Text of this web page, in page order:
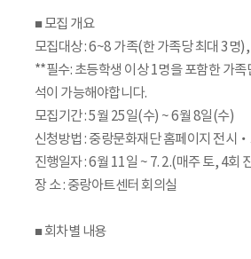
■ 모집 개요
모집대상 : 6~8 가족(한 가족당 최대 3명),
**필수: 초등학생 이상 1명을 포함한 가
석이 가능해야합니다.
모집기간 : 5월 25일(수) ~ 6월 8일(수)
신청방법 : 중랑문화재단 홈페이지 전시
진행일자 : 6월 11일 ~ 7. 2.(매주 토, 4회
장 소 : 중랑아트센터 회의실
■ 회차별 내용